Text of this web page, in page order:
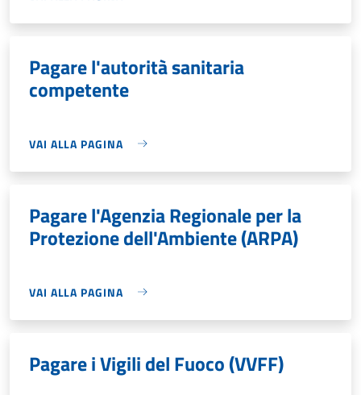
Pagare l'autorità sanitaria
competente
VAI ALLA PAGINA
Pagare l'Agenzia Regionale per la
Protezione dell'Ambiente (ARPA)
VAI ALLA PAGINA
Pagare i Vigili del Fuoco (VVFF)